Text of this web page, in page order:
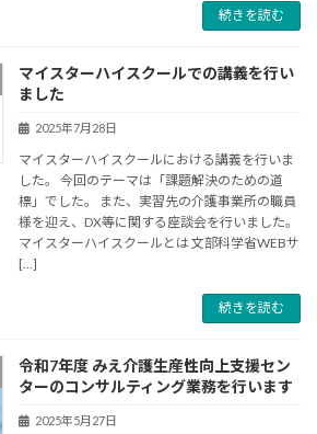
続きを読む
マイスターハイスクールでの講義を行い
ました
2025年7月28日
マイスターハイスクールにおける講義を行いま
した。 今回のテーマは「課題解決のための道
標」でした。 また、実習先の介護事業所の職員
様を迎え、DX等に関する座談会を行いました。
マイスターハイスクールとは 文部科学省WEBサ
[…]
続きを読む
令和7年度 みえ介護生産性向上支援セン
ターのコンサルティング業務を行います
2025年5月27日